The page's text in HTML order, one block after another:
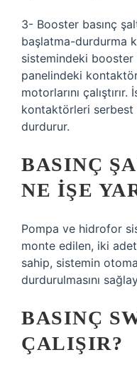
3- Booster basınç
başlatma-durdurma
sistemindeki booster
panelindeki
motorlarını çalıştırır.
kontaktörleri serbest
durdurur.
BASINÇ
NE IŞE
Pompa ve hidrofor
monte edilen, iki
sahip, sistemin
durdurulmasını
BASINÇ
ÇALIŞIR?